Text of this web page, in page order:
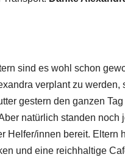
sind es wohl schon
verplant zu werden,
gestern den ganzen
natürlich standen noch
Helfer/innen bereit. Eltern
und eine reichhaltige